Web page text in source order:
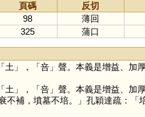
頁碼 反切
98
薄回
325 蒲口
土」，「咅」聲。本義是增益、加厚
土」，「咅」聲。本義是增益、加
不補，墳墓不培。」孔穎達疏：「